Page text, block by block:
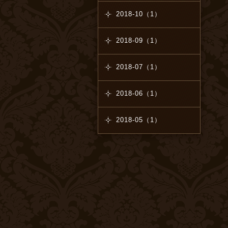
2018-10（1）
2018-09（1）
2018-07（1）
2018-06（1）
2018-05（1）